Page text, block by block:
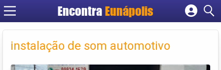
EncontraEunápolis
Cadastrar empresa
Criar conta
instalação de som automotivo